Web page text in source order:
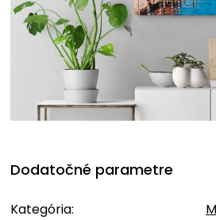
Dodatočné parametre
Kategória: